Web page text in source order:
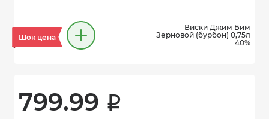
Шок цена
Виски Джим Бим
Зерновой (бурбон) 0,75л
40%
799.99 i